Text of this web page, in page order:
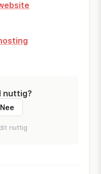
nuttig?
Nee
nuttig